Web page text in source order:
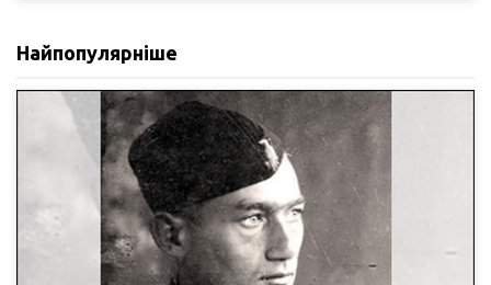
Найпопулярніше